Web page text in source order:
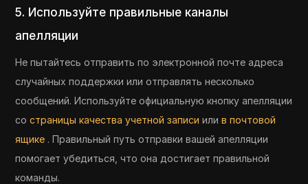
5. Используйте правильные каналы
апелляции
Не пытайтесь отправить по электронной почте адреса
случайных поддержки или отправлять несколько
сообщений. Используйте официальную кнопку апелляции
состраницы качества учетной записи илив почтовой
ящике . Правильный путь отправки вашей апелляции
помогает убедиться, что она достигает правильной
команды.